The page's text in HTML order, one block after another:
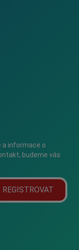
a informace o
budeme vás
REGISTROVAT